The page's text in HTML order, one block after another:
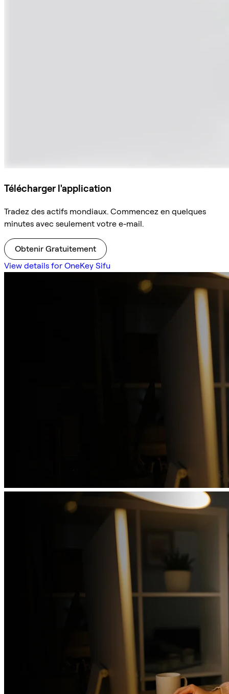
Télécharger l'application
Tradez des actifs mondiaux. Commencez en quelques
minutes avec seulement votre e-mail.
Obtenir Gratuitement
View details for OneKey Sifu